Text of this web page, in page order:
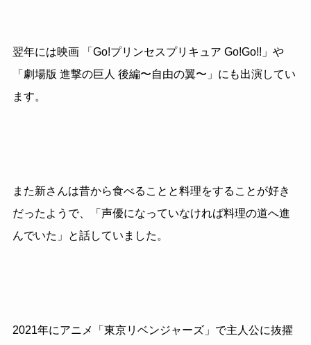
翌年には映画 「Go!プリンセスプリキュア Go!Go!!」や
「劇場版 進撃の巨人 後編〜自由の翼〜」にも出演してい
ます。
また新さんは昔から食べることと料理をすることが好き
だったようで、「声優になっていなければ料理の道へ進
んでいた」と話していました。
2021年にアニメ「東京リベンジャーズ」で主人公に抜擢